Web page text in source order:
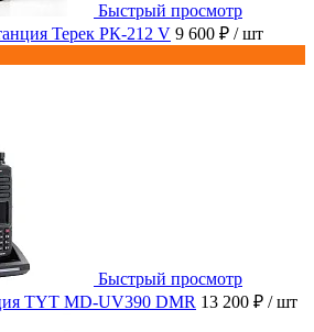
Быстрый просмотр
Терек РК-212 V 9 600 ₽ / шт
Быстрый просмотр
TYT MD-UV390 DMR 13 200 ₽ / шт